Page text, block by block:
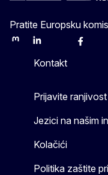
Pratite Europsku
MastodonLinkedInBluesky
Kontakt
Prijavite
Jezici na našim
Kolačići
Politika zaštite